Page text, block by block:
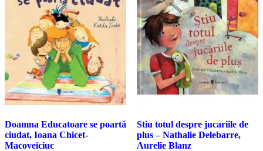
Doamna Educatoare se poartă
ciudat, Ioana Chicet-
Macoveiciuc
Stiu totul despre jucariile de
plus – Nathalie Delebarre,
Aurelie Blanz